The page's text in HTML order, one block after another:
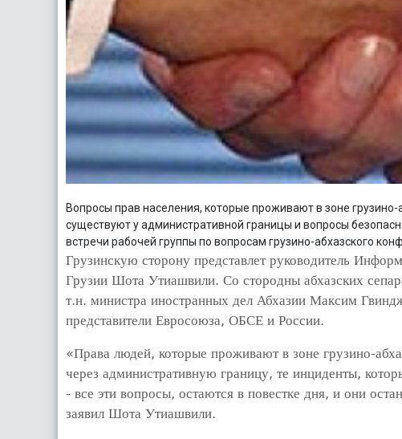
Вопросы прав населения, которые проживают в зоне
существуют у административной границы и вопросы
встречи рабочей группы по вопросам грузино-абхазского
Грузинскую сторону представлет руководитель
Грузии Шота Утиашвили. Со стородны абхазских
т.н. министра иностранных дел Абхазии Максим
представители Евросоюза, ОБСЕ и России.
«Права людей, которые проживают в зоне грузино-
через административную границу, те инциденты,
- все эти вопросы, остаются в повестке дня, и они
заявил Шота Утиашвили.